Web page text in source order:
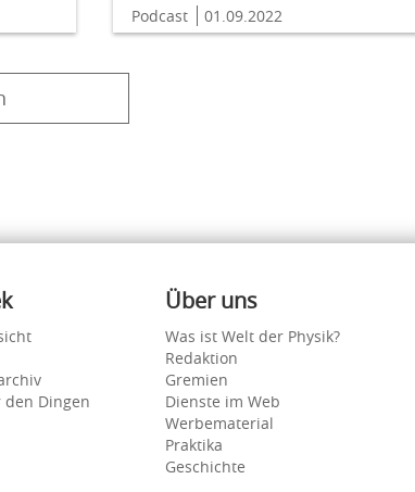
Podcast 01.09.2022
den Dingen
Über uns
Was ist Welt der Physik?
Redaktion
Gremien
Dienste im Web
Werbematerial
Praktika
Geschichte